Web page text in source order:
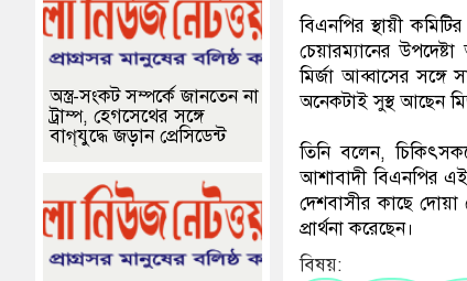
বিএনপির স্থায়ী
চেয়ারম্যানের
মির্জা আব্বাসের
অনেকটাই সুস্থ আছেন
তিনি বলেন,
আশাবাদী বিএনপির এই
দেশবাসীর কাছে
প্রার্থনা করেছেন।
বিষয়:
অস্ত্র-সংকট সম্পর্কে জানতেন না
ট্রাম্প, হেগসেথের সঙ্গে
বাগ্‌যুদ্ধে জড়ান প্রেসিডেন্ট